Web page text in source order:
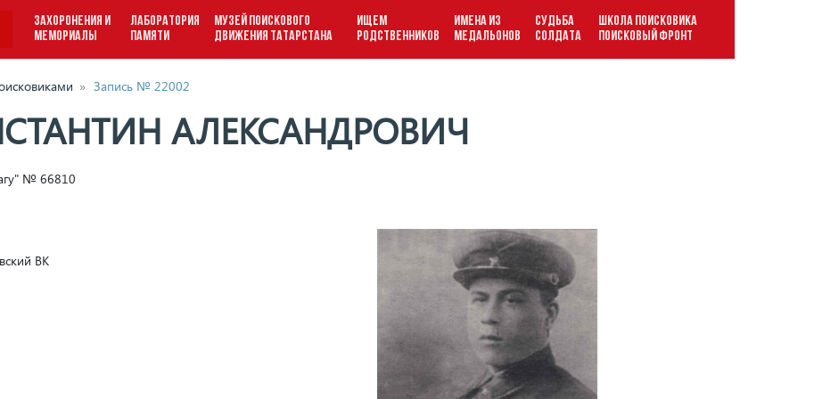
ЗАХОРОНЕНИЯ И
МЕМОРИАЛЫ
ЛАБОРАТОРИЯ
ПАМЯТИ
МУЗЕЙ ПОИСКОВОГО
ДВИЖЕНИЯ ТАТАРСТАНА
ИЩЕМ
РОДСТВЕННИКОВ
ИМЕНА ИЗ
МЕДАЛЬОНОВ
СУДЬБА
СОЛДАТА
ШКОЛА ПОИСКОВИКА
ПОИСКОВЫЙ ФРОНТ
» Запись № 22002
АЛЕКСАНДРОВИЧ
№ 66810
ВК